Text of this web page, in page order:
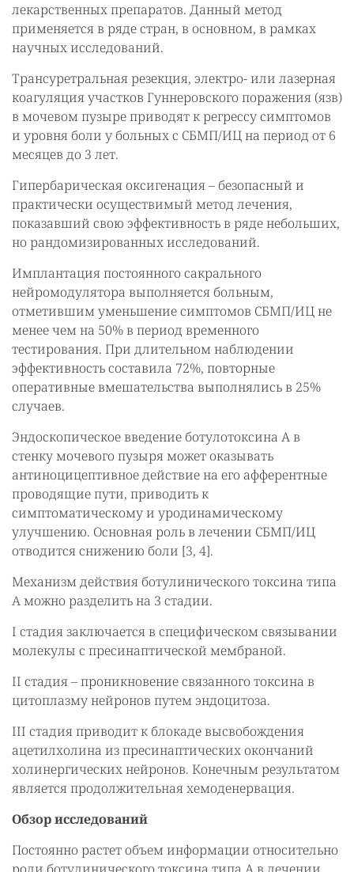
лекарственных препаратов. Данный метод
применяется в ряде стран, в основном, в рамках
научных исследований.
Трансуретральная резекция, электро- или лазерная
коагуляция участков Гуннеровского поражения (язв)
в мочевом пузыре приводят к регрессу симптомов
и уровня боли у больных с СБМП/ИЦ на период от 6
месяцев до 3 лет.
Гипербарическая оксигенация – безопасный и
практически осуществимый метод лечения,
показавший свою эффективность в ряде небольших,
но рандомизированных исследований.
Имплантация постоянного сакрального
нейромодулятора выполняется больным,
отметившим уменьшение симптомов СБМП/ИЦ не
менее чем на 50% в период временного
тестирования. При длительном наблюдении
эффективность составила 72%, повторные
оперативные вмешательства выполнялись в 25%
случаев.
Эндоскопическое введение ботулотоксина А в
стенку мочевого пузыря может оказывать
антиноцицептивное действие на его афферентные
проводящие пути, приводить к
симптоматическому и уродинамическому
улучшению. Основная роль в лечении СБМП/ИЦ
отводится снижению боли [3, 4].
Механизм действия ботулинического токсина типа
А можно разделить на 3 стадии.
I стадия заключается в специфическом связывании
молекулы с пресинаптической мембраной.
II стадия – проникновение связанного токсина в
цитоплазму нейронов путем эндоцитоза.
III стадия приводит к блокаде высвобождения
ацетилхолина из пресинаптических окончаний
холинергических нейронов. Конечным результатом
является продолжительная хемоденервация.
Обзор исследований
Постоянно растет объем информации относительно